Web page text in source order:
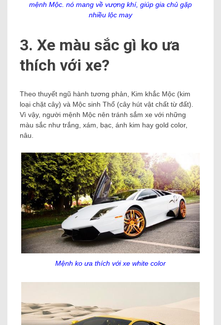
mệnh Mộc. nó mang về vượng khí, giúp gia chủ gặp
nhiều lộc may
3. Xe màu sắc gì ko ưa
thích với xe?
Theo thuyết ngũ hành tương phản, Kim khắc Mộc (kim
loại chặt cây) và Mộc sinh Thổ (cây hút vật chất từ ​​đất).
Vì vậy, người mệnh Mộc nên tránh sắm xe với những
màu sắc như trắng, xám, bạc, ánh kim hay gold color,
nâu.
Mệnh ko ưa thích với xe white color